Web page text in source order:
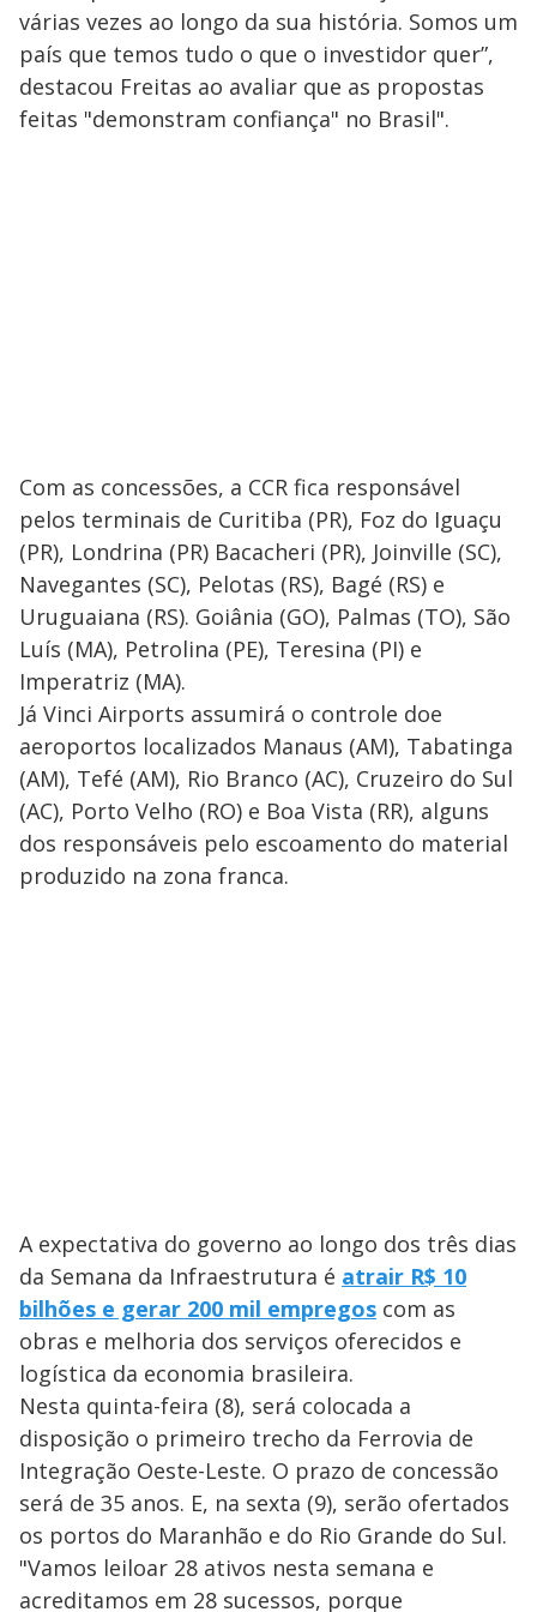
várias vezes ao longo da sua história. Somos um
país que temos tudo o que o investidor quer”,
destacou Freitas ao avaliar que as propostas
feitas "demonstram confiança" no Brasil".
Com as concessões, a CCR fica responsável
pelos terminais de Curitiba (PR), Foz do Iguaçu
(PR), Londrina (PR) Bacacheri (PR), Joinville (SC),
Navegantes (SC), Pelotas (RS), Bagé (RS) e
Uruguaiana (RS). Goiânia (GO), Palmas (TO), São
Luís (MA), Petrolina (PE), Teresina (PI) e
Imperatriz (MA).
Já Vinci Airports assumirá o controle doe
aeroportos localizados Manaus (AM), Tabatinga
(AM), Tefé (AM), Rio Branco (AC), Cruzeiro do Sul
(AC), Porto Velho (RO) e Boa Vista (RR), alguns
dos responsáveis pelo escoamento do material
produzido na zona franca.
A expectativa do governo ao longo dos três dias
da Semana da Infraestrutura é atrair R$ 10
bilhões e gerar 200 mil empregos com as
obras e melhoria dos serviços oferecidos e
logística da economia brasileira.
Nesta quinta-feira (8), será colocada a
disposição o primeiro trecho da Ferrovia de
Integração Oeste-Leste. O prazo de concessão
será de 35 anos. E, na sexta (9), serão ofertados
os portos do Maranhão e do Rio Grande do Sul.
"Vamos leiloar 28 ativos nesta semana e
acreditamos em 28 sucessos, porque